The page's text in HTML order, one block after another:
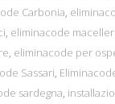
Carbonia,
, eliminacode
, eliminacode per
Sassari,
sardegna,